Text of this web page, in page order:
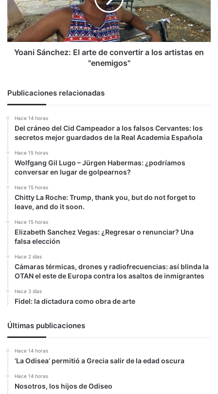
convertir
a
los
artistas
enYoani Sánchez: El arte de convertir a los artistas en
"enemigos"
Publicaciones relacionadas
Hace 14 horas
Del cráneo del Cid Campeador a los falsos Cervantes: los
secretos mejor guardados de la Real Academia Española
Hace 15 horas
Wolfgang Gil Lugo – Jürgen Habermas: ¿podríamos
conversar en lugar de golpearnos?
Hace 15 horas
Chitty La Roche: Trump, thank you, but do not forget to
leave, and do it soon.
Hace 15 horas
Elizabeth Sanchez Vegas: ¿Regresar o renunciar? Una
falsa elección
Hace 2 días
Cámaras térmicas, drones y radiofrecuencias: así blinda la
OTAN el este de Europa contra los asaltos de inmigrantes
Hace 3 días
Fidel: la dictadura como obra de arte
Últimas publicaciones
Hace 14 horas
‘La Odisea’ permitió a Grecia salir de la edad oscura
Hace 14 horas
Nosotros, los hijos de Odiseo